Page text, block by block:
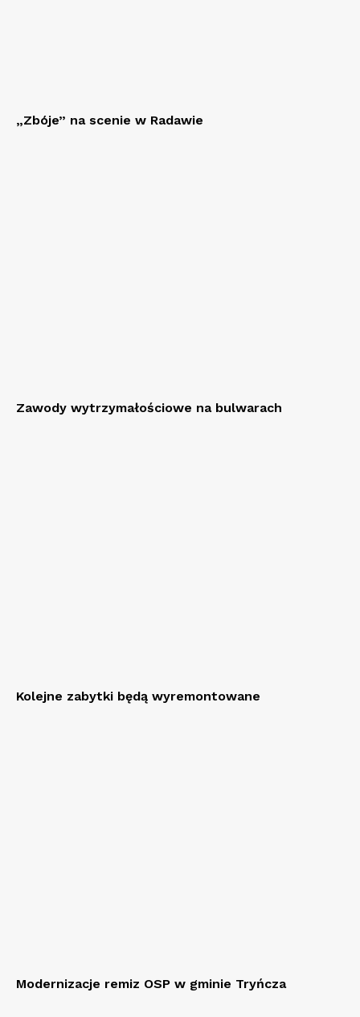
„Zbóje” na scenie w Radawie
Zawody wytrzymałościowe na bulwarach
Kolejne zabytki będą wyremontowane
Modernizacje remiz OSP w gminie Tryńcza